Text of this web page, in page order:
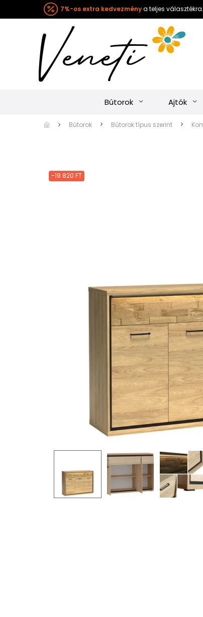
7%-os extra kedvezménya teljes
Bútorok Ajtók
Bútorok Bútorok típus szerint
-19 820 FT